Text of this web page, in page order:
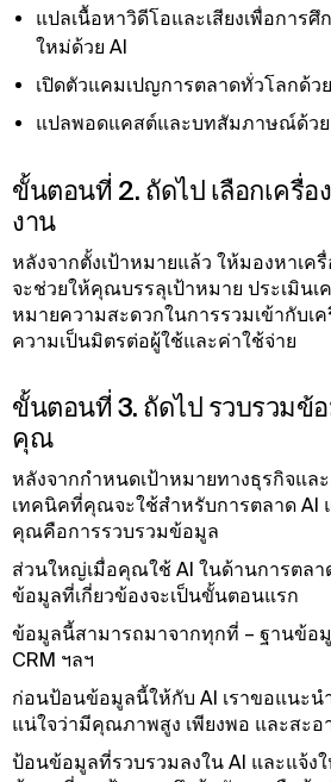
แปลเนื้อหาวิดีโอและเสียงเพื่อการศึ
ใหม่ด้วย AI
เปิดตัวแคมเปญการตลาดทั่วโลกด้ว
แปลพอดแคสต์และบทสัมภาษณ์ด้วย
ขั้นตอนที่ 2. ถัดไป เลือกเครื่
งาน
หลังจากตั้งเป้าหมายแล้ว ให้มองหาเค
จะช่วยให้คุณบรรลุเป้าหมาย ประเมินเ
หมายความสะดวกในการรวมเข้ากับเ
ความเป็นมิตรต่อผู้ใช้และค่าใช้จ่าย
ขั้นตอนที่ 3. ถัดไป รวบรวมข้
คุณ
หลังจากกําหนดเป้าหมายทางธุรกิจแล
เทคนิคที่คุณจะใช้สําหรับการตลาด AI
คุณคือการรวบรวมข้อมูล
ส่วนใหญ่เมื่อคุณใช้ AI ในด้านการตลา
ข้อมูลที่เกี่ยวข้องจะเป็นขั้นตอนแรก
ข้อมูลนี้สามารถมาจากทุกที่ – ฐานข้อ
CRM ฯลฯ
ก่อนป้อนข้อมูลนี้ให้กับ AI เราขอแนะ
แน่ใจว่ามีคุณภาพสูง เพียงพอ และสะอ
ป้อนข้อมูลที่รวบรวมลงใน AI และแจ้งใ